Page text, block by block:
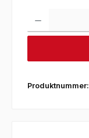
Produktnummer: